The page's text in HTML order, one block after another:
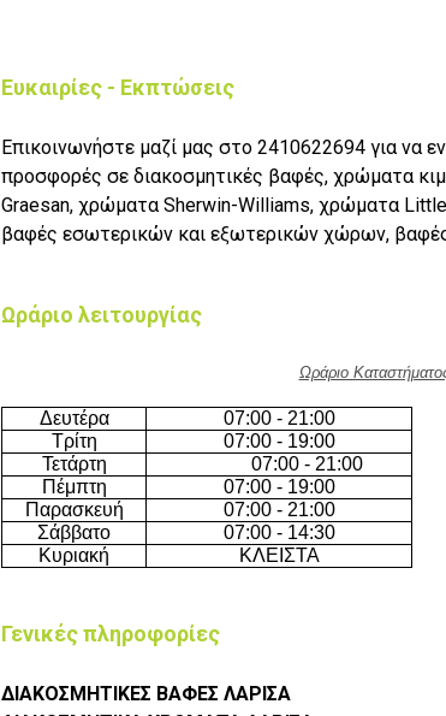
Ευκαιρίες - Εκπτώσεις
Επικοινωνήστε μαζί μας στο 2410622694 για να
προσφορές σε διακοσμητικές βαφές, χρώματα
Graesan, χρώματα Sherwin-Williams, χρώματα
βαφές εσωτερικών και εξωτερικών χώρων,
Ωράριο λειτουργίας
Ωράριο
Δευτέρα
07:00 - 21:00
Τρίτη
07:00 - 19:00
Τετάρτη
07:00 - 21:00
Πέμπτη
07:00 - 19:00
Παρασκευή
07:00 - 21:00
Σάββατο
07:00 - 14:30
Κυριακή
ΚΛΕΙΣΤΑ
Γενικές πληροφορίες
ΔΙΑΚΟΣΜΗΤΙΚΕΣ ΒΑΦΕΣ ΛΑΡΙΣΑ